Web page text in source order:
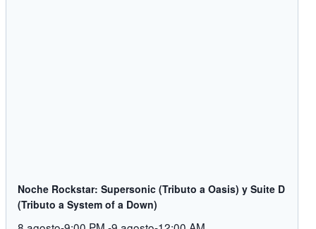
Noche Rockstar: Supersonic (Tributo a Oasis) y Suite D
(Tributo a System of a Down)